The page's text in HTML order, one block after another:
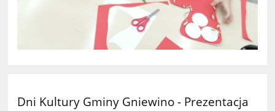
Dni Kultury Gminy Gniewino - Prezentacja